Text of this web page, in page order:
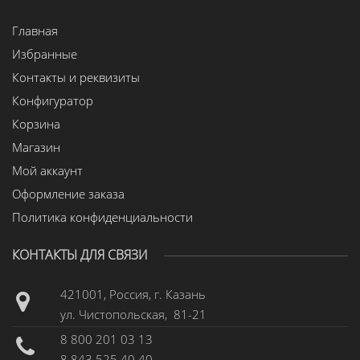
Главная
Избранные
Контакты и реквизиты
Конфигуратор
Корзина
Магазин
Мой аккаунт
Оформление заказа
Политика конфиденциальности
КОНТАКТЫ ДЛЯ СВЯЗИ
421001, Россия, г. Казань
ул. Чистопольская, 81-21
8 800 201 03 13